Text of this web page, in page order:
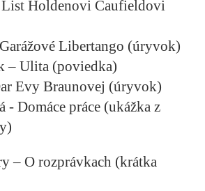
Holdenovi Caufieldovi
Libertango (úryvok)
– Ulita (poviedka)
Evy Braunovej (úryvok)
- Domáce práce (ukážka z
– O rozprávkach (krátka